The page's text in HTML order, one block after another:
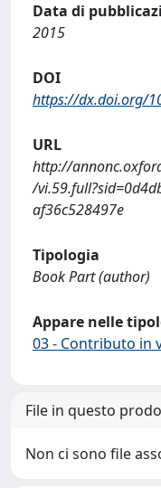
Data di
2015
DOI
https://dx.doi.org/
URL
http://
/
af36c528497e
Tipologia
Book Part (author)
Appare nelle
03 - Contributo in
File in questo
Non ci sono file